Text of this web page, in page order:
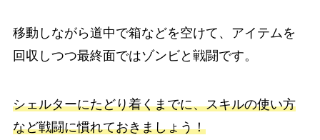
移動しながら道中で箱などを空けて、アイテムを
回収しつつ最終面ではゾンビと戦闘です。
シェルターにたどり着くまでに、スキルの使い方
など戦闘に慣れておきましょう！